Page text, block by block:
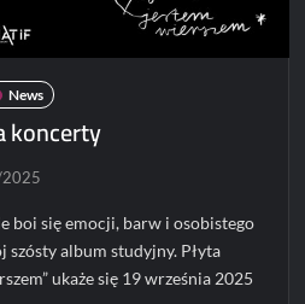
News
koncerty
boi się emocji, barw i osobistego
szósty album studyjny. Płyta
ukaże się 19 września 2025